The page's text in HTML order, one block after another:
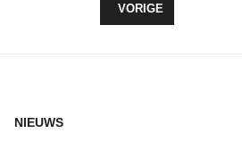
VORIG ARTIKEL:
VORIGE
NIEUWS